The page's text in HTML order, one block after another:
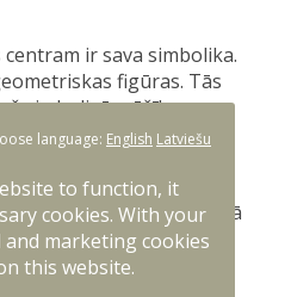
ir sava simbolika.
figūras. Tās
simbolizē mūžību un
ir tumši zaļa, kas izceļ
tās spēku un
virzienā pa labi uz
figūra tumši dzeltenā
kas ir līderības un
language: English Latviešu
to function, it
cookies. With your
marketing cookies
this website.